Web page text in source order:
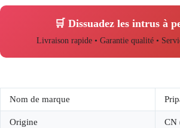
🛒 Dissuadez les intrus à
Livraison rapide • Garantie qualité •
Nom de marque
Origine CN